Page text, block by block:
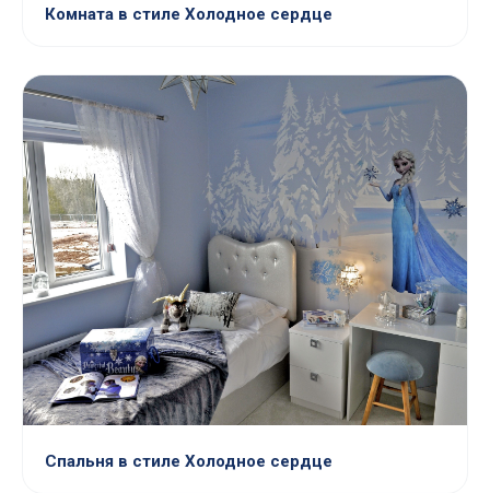
Комната в стиле Холодное сердце
Спальня в стиле Холодное сердце